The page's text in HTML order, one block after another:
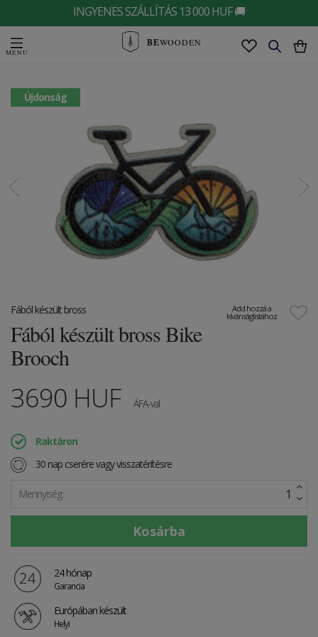
INGYENES SZÁLLÍTÁS 13 000 HUF 🚚
BEWOODEN
Újdonság
Add hozzá a
kívánságlistához
Fából készült bross
Fából készült bross Bike
Brooch
3690 HUF ÁFA-val
Raktáron
30 nap cserére vagy visszatérítésre
Mennyiség:
24 hónap
Garancia
Európában készült
Helyi